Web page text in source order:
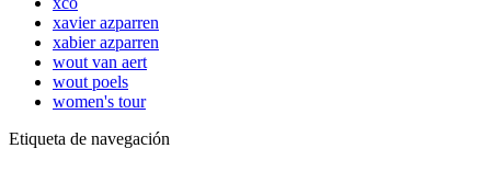
xavier azparren
xabier azparren
wout van aert
wout poels
women's tour
Etiqueta de navegación